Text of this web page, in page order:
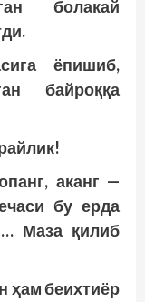
болакай
ёпишиб,
байроққа
аканг —
бу ерда
Маза қилиб
ҳам беихтиёр